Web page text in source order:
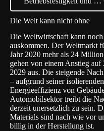
Die Welt kann nicht ohne
Die Weltwirtschaft kann
auskommen. Der Weltmarkt
Jahr 2020 mehr als 24
gehen von einem Anstieg
2029 aus. Die steigende
– aufgrund seiner
Energieeffizienz von
Automobilsektor treibt die
derzeit unersetzlich zu sein.
Materials sind nach wie vor
billig in der Herstellung ist.